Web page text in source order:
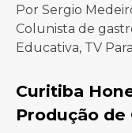
Por Sergio
Colunista de
Educativa, TV
Curitiba
Produção de